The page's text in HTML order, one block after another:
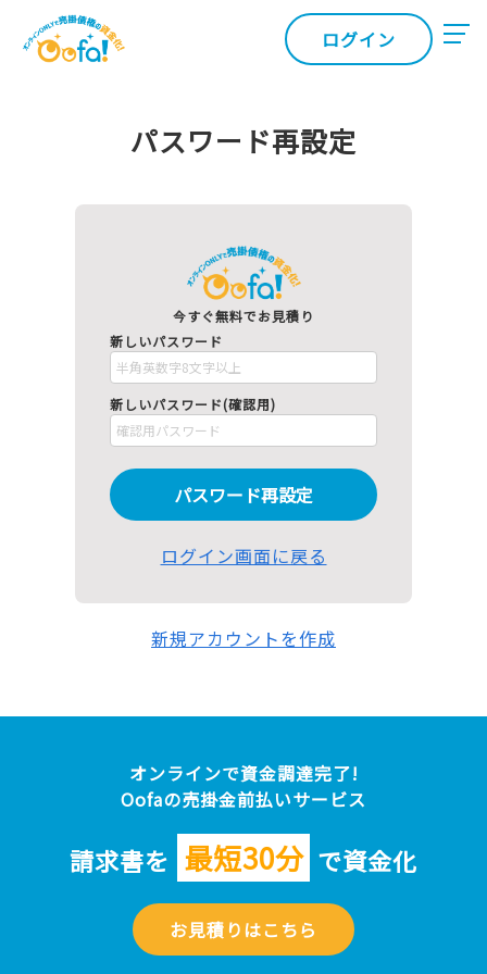
ログイン
パスワード再設定
今すぐ無料でお見積り
新しいパスワード
新しいパスワード(確認用)
パスワード再設定
ログイン画面に戻る
新規アカウントを作成
オンラインで資金調達完了!
Oofaの売掛金前払いサービス
請求書を 最短30分 で資金化
お見積りはこちら